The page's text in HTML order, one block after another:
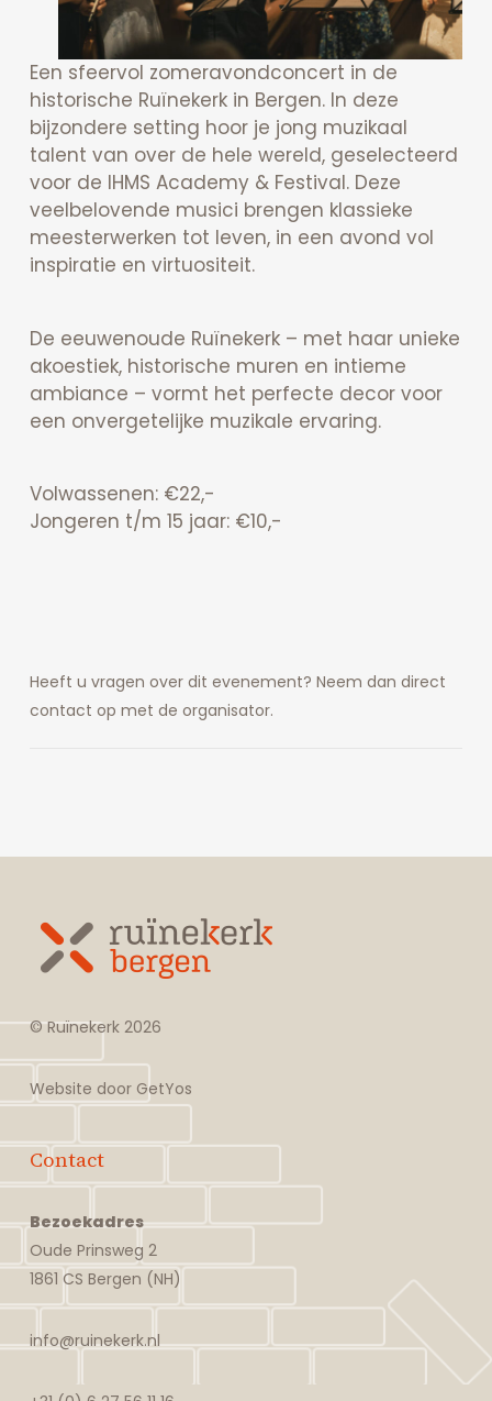
Een sfeervol zomeravondconcert in de
historische Ruïnekerk in Bergen. In deze
bijzondere setting hoor je jong muzikaal
talent van over de hele wereld, geselecteerd
voor de IHMS Academy & Festival. Deze
veelbelovende musici brengen klassieke
meesterwerken tot leven, in een avond vol
inspiratie en virtuositeit.
De eeuwenoude Ruïnekerk – met haar unieke
akoestiek, historische muren en intieme
ambiance – vormt het perfecte decor voor
een onvergetelijke muzikale ervaring.
Volwassenen: €22,-
Jongeren t/m 15 jaar: €10,-
Heeft u vragen over dit evenement? Neem dan direct
contact op met de organisator.
© Ruïnekerk 2026
Website doorGetYos
Contact
Bezoekadres
Oude Prinsweg 2
1861 CS Bergen (NH)
info@ruinekerk.nl